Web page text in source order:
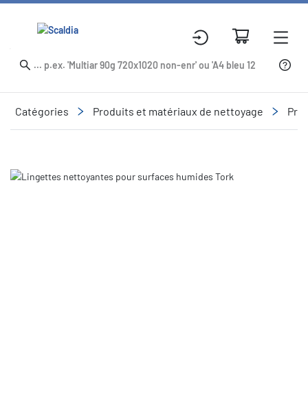
Catégories Produits et matériaux de nettoyage
Slide 1 of 1